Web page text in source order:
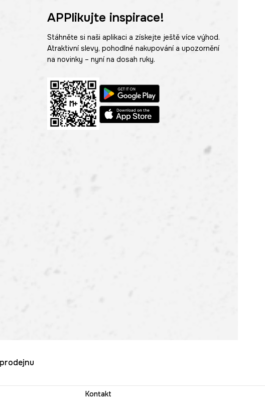
APPlikujte inspirace!
Stáhněte si naši aplikaci a získejte ještě více výhod.
Atraktivní slevy, pohodlné nakupování a upozornění
na novinky – nyní na dosah ruky.
Kontakt